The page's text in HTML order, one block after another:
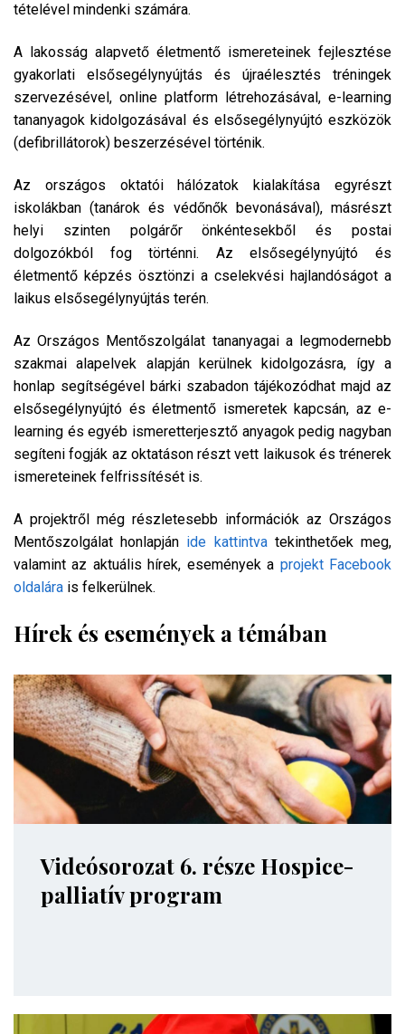
tételével mindenki számára.
A lakosság alapvető életmentő ismereteinek fejlesztése
gyakorlati elsősegélynyújtás és újraélesztés tréningek
szervezésével, online platform létrehozásával, e-learning
tananyagok kidolgozásával és elsősegélynyújtó eszközök
(defibrillátorok) beszerzésével történik.
Az országos oktatói hálózatok kialakítása egyrészt
iskolákban (tanárok és védőnők bevonásával), másrészt
helyi szinten polgárőr önkéntesekből és postai
dolgozókból fog történni. Az elsősegélynyújtó és
életmentő képzés ösztönzi a cselekvési hajlandóságot a
laikus elsősegélynyújtás terén.
Az Országos Mentőszolgálat tananyagai a legmodernebb
szakmai alapelvek alapján kerülnek kidolgozásra, így a
honlap segítségével bárki szabadon tájékozódhat majd az
elsősegélynyújtó és életmentő ismeretek kapcsán, az e-
learning és egyéb ismeretterjesztő anyagok pedig nagyban
segíteni fogják az oktatáson részt vett laikusok és trénerek
ismereteinek felfrissítését is.
A projektről még részletesebb információk az Országos
Mentőszolgálat honlapján ide kattintvatekinthetőek meg,
valamint az aktuális hírek, események a projekt Facebook
oldalára is felkerülnek.
Hírek és események a témában
Videósorozat 6. része Hospice-
palliatív program